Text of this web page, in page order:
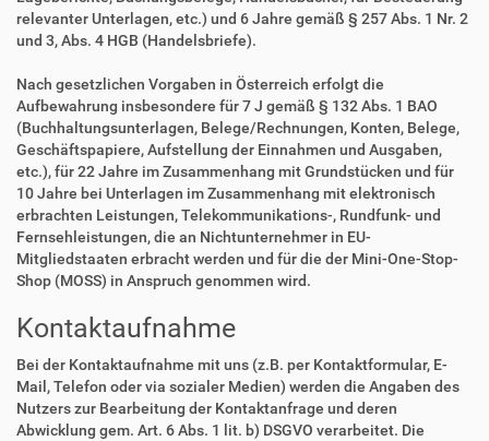
relevanter Unterlagen, etc.) und 6 Jahre gemäß § 257 Abs. 1 Nr. 2
und 3, Abs. 4 HGB (Handelsbriefe).
Nach gesetzlichen Vorgaben in Österreich erfolgt die
Aufbewahrung insbesondere für 7 J gemäß § 132 Abs. 1 BAO
(Buchhaltungsunterlagen, Belege/Rechnungen, Konten, Belege,
Geschäftspapiere, Aufstellung der Einnahmen und Ausgaben,
etc.), für 22 Jahre im Zusammenhang mit Grundstücken und für
10 Jahre bei Unterlagen im Zusammenhang mit elektronisch
erbrachten Leistungen, Telekommunikations-, Rundfunk- und
Fernsehleistungen, die an Nichtunternehmer in EU-
Mitgliedstaaten erbracht werden und für die der Mini-One-Stop-
Shop (MOSS) in Anspruch genommen wird.
Kontaktaufnahme
Bei der Kontaktaufnahme mit uns (z.B. per Kontaktformular, E-
Mail, Telefon oder via sozialer Medien) werden die Angaben des
Nutzers zur Bearbeitung der Kontaktanfrage und deren
Abwicklung gem. Art. 6 Abs. 1 lit. b) DSGVO verarbeitet. Die